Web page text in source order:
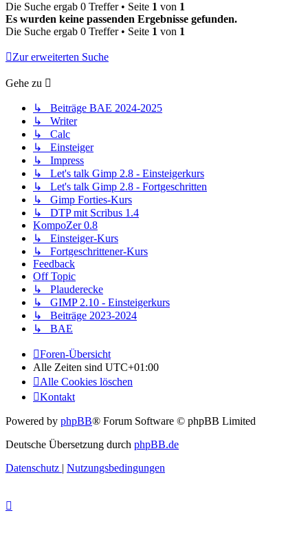
Die Suche ergab 0 Treffer • Seite 1 von 1
Es wurden keine passenden Ergebnisse gefunden.
Die Suche ergab 0 Treffer • Seite 1 von 1
Zur erweiterten Suche
Gehe zu
↳ Beiträge BAE 2024-2025
↳ Writer
↳ Calc
↳ Einsteiger
↳ Impress
↳ Let's talk Gimp 2.8 - Einsteigerkurs
↳ Let's talk Gimp 2.8 - Fortgeschritten
↳ Gimp Forties-Kurs
↳ DTP mit Scribus 1.4
KompoZer 0.8
↳ Einsteiger-Kurs
↳ Fortgeschrittener-Kurs
Feedback
Off Topic
↳ Plauderecke
↳ GIMP 2.10 - Einsteigerkurs
↳ Beiträge 2023-2024
↳ BAE
Foren-Übersicht
Alle Zeiten sind UTC+01:00
Alle Cookies löschen
Kontakt
Powered by phpBB® Forum Software © phpBB Limited
Deutsche Übersetzung durch phpBB.de
Datenschutz | Nutzungsbedingungen